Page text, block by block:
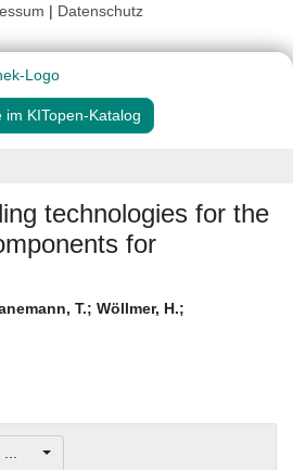
| Datenschutz
im KITopen-Katalog
technologies for the
for
T.; Wöllmer, H.;
...